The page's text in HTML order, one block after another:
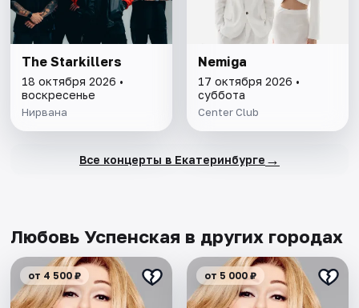
The Starkillers
18 октября 2026 •
воскресенье
Нирвана
Nemiga
17 октября 2026 •
суббота
Center Club
Все концерты в Екатеринбурге →
Любовь Успенская в других городах
от 4 500 ₽ от 5 000 ₽